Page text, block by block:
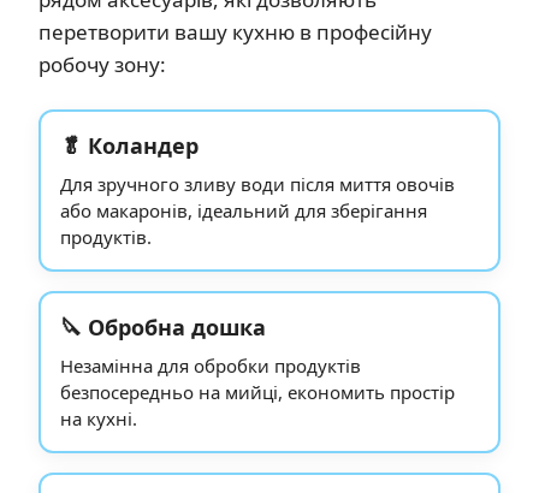
перетворити вашу кухню в професійну
робочу зону:
🥬 Коландер
Для зручного зливу води після миття овочів
або макаронів, ідеальний для зберігання
продуктів.
🔪 Обробна дошка
Незамінна для обробки продуктів
безпосередньо на мийці, економить простір
на кухні.